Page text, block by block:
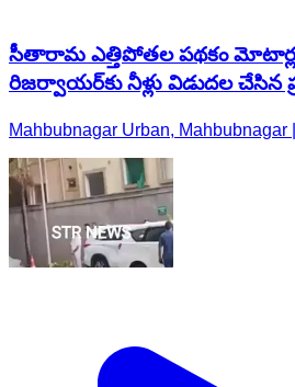
సీతారామ ఎత్తిపోతల పథకం
రిజర్వాయర్‌కు నీళ్లు విడుదల చేసిన
Mahbubnagar Urban, Mahbubnagar